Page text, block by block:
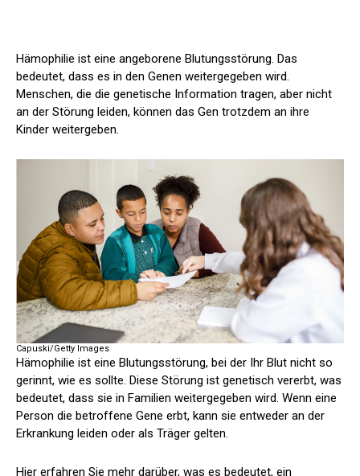
Hämophilie ist eine angeborene Blutungsstörung. Das
bedeutet, dass es in den Genen weitergegeben wird.
Menschen, die die genetische Information tragen, aber nicht
an der Störung leiden, können das Gen trotzdem an ihre
Kinder weitergeben.
Capuski/Getty Images
Hämophilie ist eine Blutungsstörung, bei der Ihr Blut nicht so
gerinnt, wie es sollte. Diese Störung ist genetisch vererbt, was
bedeutet, dass sie in Familien weitergegeben wird. Wenn eine
Person die betroffene Gene erbt, kann sie entweder an der
Erkrankung leiden oder als Träger gelten.
Hier erfahren Sie mehr darüber, was es bedeutet, ein